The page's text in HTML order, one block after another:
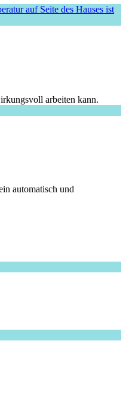
arbeiten kann.
automatisch und